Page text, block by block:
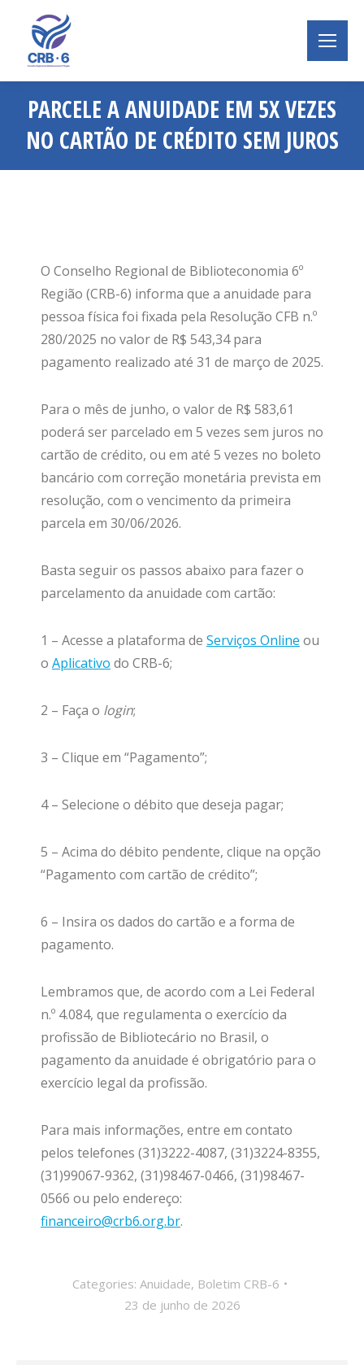
PARCELE A ANUIDADE EM 5X VEZES
NO CARTÃO DE CRÉDITO SEM JUROS
Você está aqui:
O Conselho Regional de Biblioteconomia 6º
Região (CRB-6) informa que a anuidade para
pessoa física foi fixada pela Resolução CFB n.º
280/2025 no valor de R$ 543,34 para
pagamento realizado até 31 de março de 2025.
Para o mês de junho, o valor de R$ 583,61
poderá ser parcelado em 5 vezes sem juros no
cartão de crédito, ou em até 5 vezes no boleto
bancário com correção monetária prevista em
resolução, com o vencimento da primeira
parcela em 30/06/2026.
Basta seguir os passos abaixo para fazer o
parcelamento da anuidade com cartão:
1 – Acesse a plataforma de Serviços Online ou
o Aplicativo do CRB-6;
2 – Faça o login;
3 – Clique em “Pagamento”;
4 – Selecione o débito que deseja pagar;
5 – Acima do débito pendente, clique na opção
“Pagamento com cartão de crédito”;
6 – Insira os dados do cartão e a forma de
pagamento.
Lembramos que, de acordo com a Lei Federal
n.º 4.084, que regulamenta o exercício da
profissão de Bibliotecário no Brasil, o
pagamento da anuidade é obrigatório para o
exercício legal da profissão.
Para mais informações, entre em contato
pelos telefones (31)3222-4087, (31)3224-8355,
(31)99067-9362, (31)98467-0466, (31)98467-
0566 ou pelo endereço:
financeiro@crb6.org.br.
Categories: Anuidade, Boletim CRB-6
23 de junho de 2026